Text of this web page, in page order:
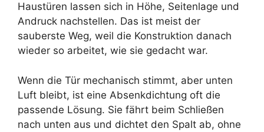
Haustüren lassen sich in Höhe, Seitenlage und
Andruck nachstellen. Das ist meist der
sauberste Weg, weil die Konstruktion danach
wieder so arbeitet, wie sie gedacht war.
Wenn die Tür mechanisch stimmt, aber unten
Luft bleibt, ist eine Absenkdichtung oft die
passende Lösung. Sie fährt beim Schließen
nach unten aus und dichtet den Spalt ab, ohne